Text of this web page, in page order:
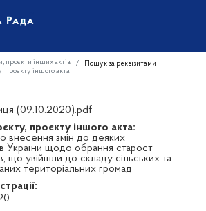
проєкти інших актів
Пошук за реквізитами
проєкту іншого акта
(09.10.2020).pdf
проєкту іншого акта:
внесення змін до деяких
України щодо обрання старост
що увійшли до складу сільських та
територіальних громад